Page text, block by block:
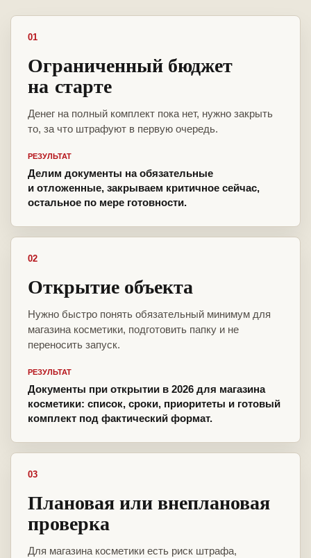
01
Ограниченный бюджет
на старте
Денег на полный комплект пока нет, нужно закрыть
то, за что штрафуют в первую очередь.
РЕЗУЛЬТАТ
Делим документы на обязательные
и отложенные, закрываем критичное сейчас,
остальное по мере готовности.
02
Открытие объекта
Нужно быстро понять обязательный минимум для
магазина косметики, подготовить папку и не
переносить запуск.
РЕЗУЛЬТАТ
Документы при открытии в 2026 для магазина
косметики: список, сроки, приоритеты и готовый
комплект под фактический формат.
03
Плановая или внеплановая
проверка
Для магазина косметики есть риск штрафа,